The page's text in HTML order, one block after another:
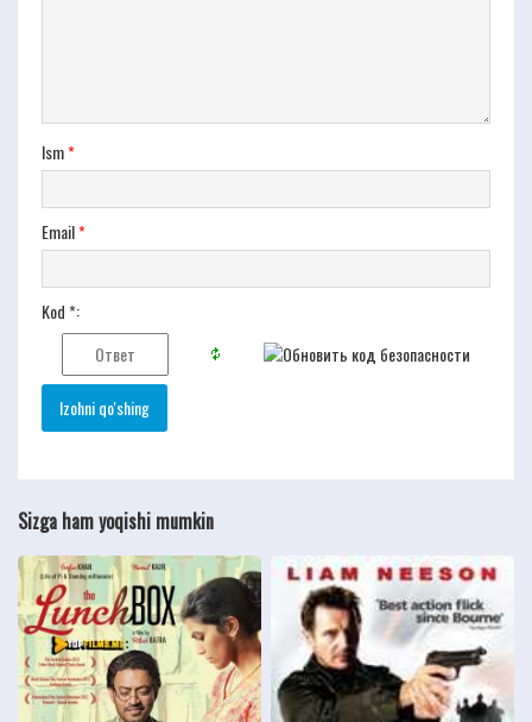
Ism*
Email*
Kod *:
Sizga ham yoqishi mumkin